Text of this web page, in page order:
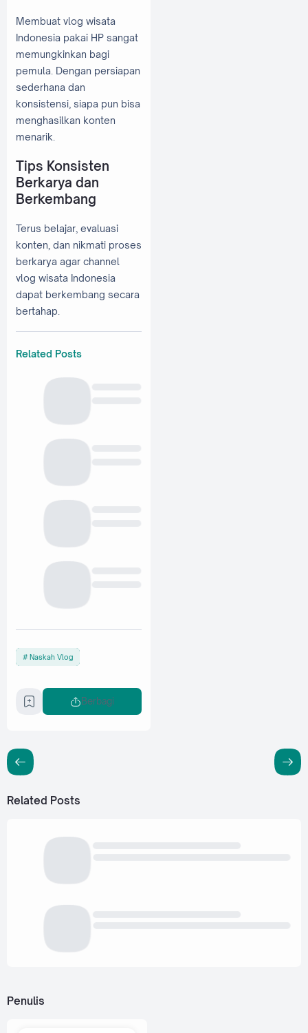
Membuat vlog wisata
Indonesia pakai HP sangat
memungkinkan bagi
pemula. Dengan persiapan
sederhana dan
konsistensi, siapa pun bisa
menghasilkan konten
menarik.
Tips Konsisten
Berkarya dan
Berkembang
Terus belajar, evaluasi
konten, dan nikmati proses
berkarya agar channel
vlog wisata Indonesia
dapat berkembang secara
bertahap.
Related Posts
Naskah Vlog
Berbagi
Related Posts
Penulis